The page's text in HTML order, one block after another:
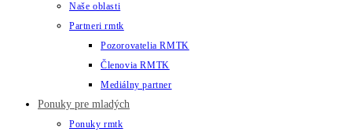
Naše oblasti
Partneri rmtk
Pozorovatelia RMTK
Členovia RMTK
Mediálny partner
Ponuky pre mladých
Ponuky rmtk